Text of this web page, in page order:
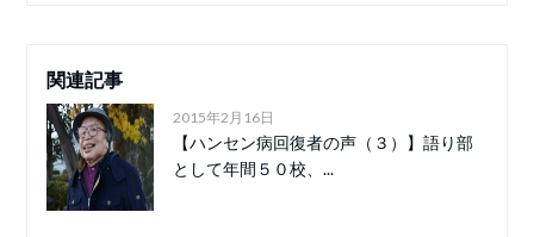
関連記事
2015年2月16日
【ハンセン病回復者の声（３）】語り部
として年間５０校、...